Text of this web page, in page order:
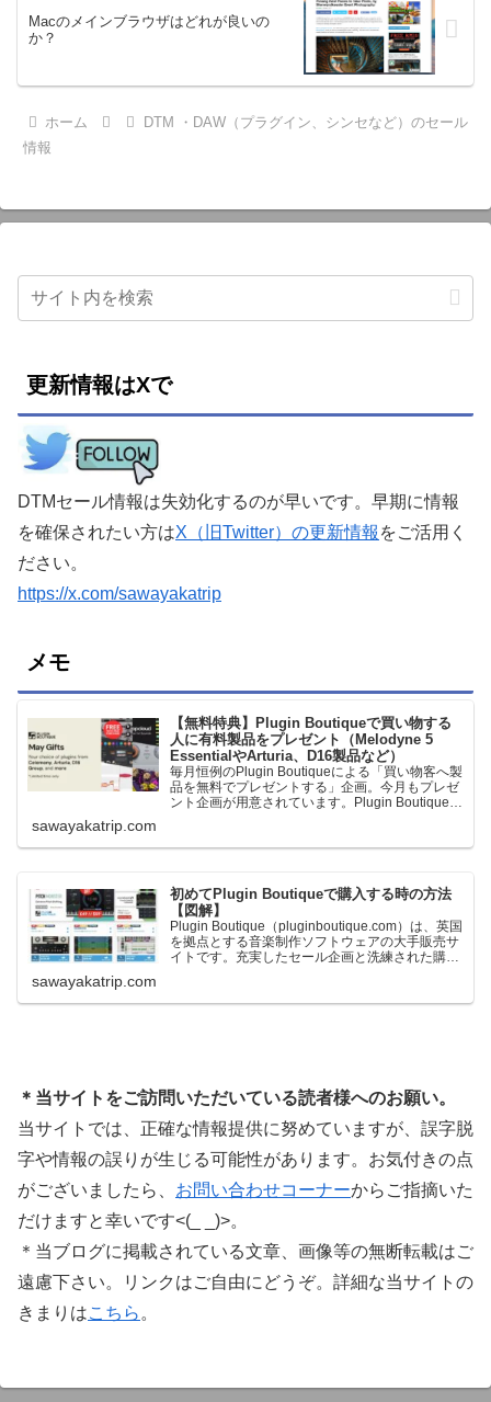
Macのメインブラウザはどれが良いの
か？
ホーム
DTM ・DAW（プラグイン、シンセなど）のセール
情報
更新情報はXで
DTMセール情報は失効化するのが早いです。早期に情報
を確保されたい方はX（旧Twitter）の更新情報 をご活用く
ださい。
https://x.com/sawayakatrip
メモ
【無料特典】Plugin Boutiqueで買い物する
人に有料製品をプレゼント（Melodyne 5
EssentialやArturia、D16製品など）
毎月恒例のPlugin Boutiqueによる「買い物客へ製
品を無料でプレゼントする」企画。今月もプレゼ
ント企画が用意されています。Plugin Boutiqueで
ます。＊無料配布終了予定日：日本時間：
sawayakatrip.com
初めてPlugin Boutiqueで購入する時の方法
【図解】
Plugin Boutique（pluginboutique.com）は、英国
を拠点とする音楽制作ソフトウェアの大手販売サ
イトです。充実したセール企画と洗練された購入
に知っておきたいこと価格表示に…
sawayakatrip.com
＊当サイトをご訪問いただいている読者様へのお願い。
当サイトでは、正確な情報提供に努めていますが、誤字脱
字や情報の誤りが生じる可能性があります。お気付きの点
がございましたら、 お問い合わせコーナーからご指摘いた
だけますと幸いです<(_ _)>。
＊当ブログに掲載されている文章、画像等の無断転載はご
遠慮下さい。リンクはご自由にどうぞ。詳細な当サイトの
きまりはこちら 。